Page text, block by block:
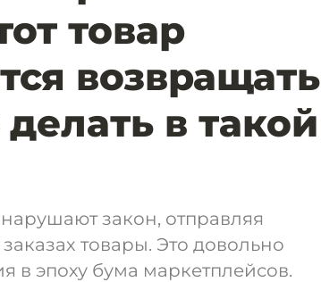
товар
возвращать
в такой
закон, отправляя
товары. Это довольно
в эпоху бума маркетплейсов.